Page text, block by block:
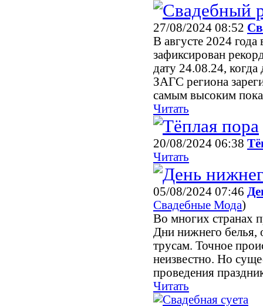
27/08/2024 08:52
В августе 2024 года
зафиксирован
дату 24.08.24,
ЗАГС региона
самым высоким
Читать
20/08/2024 06:38
Читать
05/08/2024 07:46
Свадебные Мода)
Во многих странах
Дни нижнего белья,
трусам. Точное
неизвестно. Но
проведения
Читать